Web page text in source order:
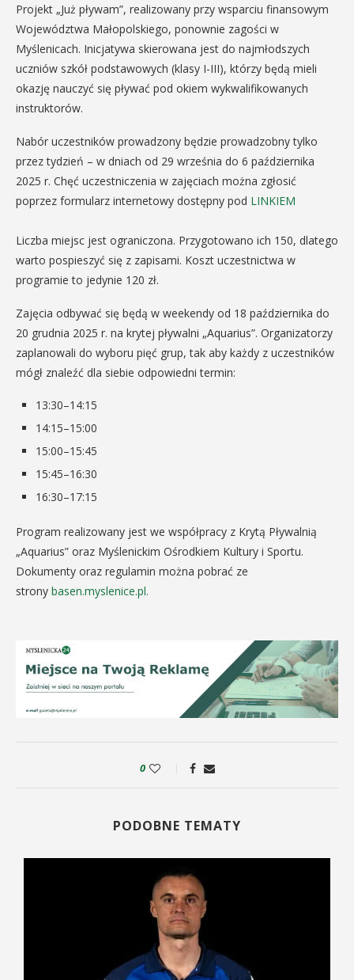
Projekt „Już pływam”, realizowany przy wsparciu finansowym
Województwa Małopolskiego, ponownie zagości w
Myślenicach. Inicjatywa skierowana jest do najmłodszych
uczniów szkół podstawowych (klasy I-III), którzy będą mieli
okazję nauczyć się pływać pod okiem wykwalifikowanych
instruktorów.
Nabór uczestników prowadzony będzie prowadzobny tylko
przez tydzień – w dniach od 29 września do 6 października
2025 r. Chęć uczestniczenia w zajęciach można zgłosić
poprzez formularz internetowy dostępny pod LINKIEM
Liczba miejsc jest ograniczona. Przygotowano ich 150, dlatego
warto pospieszyć się z zapisami. Koszt uczestnictwa w
programie to jedynie 120 zł.
Zajęcia odbywać się będą w weekendy od 18 października do
20 grudnia 2025 r. na krytej pływalni „Aquarius”. Organizatorzy
zaplanowali do wyboru pięć grup, tak aby każdy z uczestników
mógł znaleźć dla siebie odpowiedni termin:
13:30–14:15
14:15–15:00
15:00–15:45
15:45–16:30
16:30–17:15
Program realizowany jest we współpracy z Krytą Pływalnią
„Aquarius” oraz Myślenickim Ośrodkiem Kultury i Sportu.
Dokumenty oraz regulamin można pobrać ze
strony basen.myslenice.pl.
0
PODOBNE TEMATY